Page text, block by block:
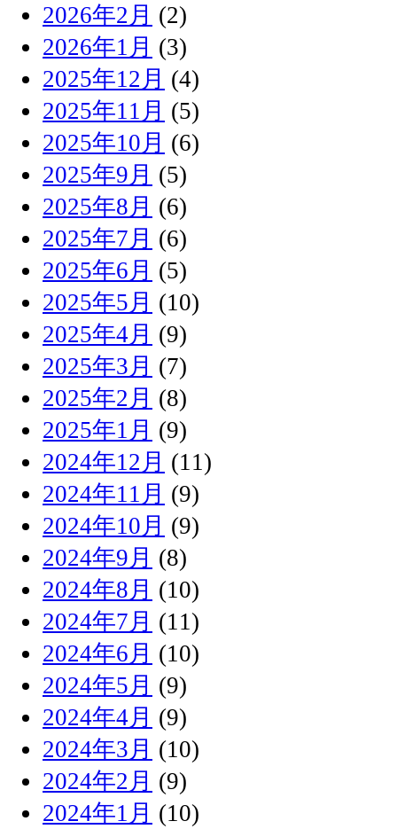
2026年2月 (2)
2026年1月 (3)
2025年12月 (4)
2025年11月 (5)
2025年10月 (6)
2025年9月 (5)
2025年8月 (6)
2025年7月 (6)
2025年6月 (5)
2025年5月 (10)
2025年4月 (9)
2025年3月 (7)
2025年2月 (8)
2025年1月 (9)
2024年12月 (11)
2024年11月 (9)
2024年10月 (9)
2024年9月 (8)
2024年8月 (10)
2024年7月 (11)
2024年6月 (10)
2024年5月 (9)
2024年4月 (9)
2024年3月 (10)
2024年2月 (9)
2024年1月 (10)